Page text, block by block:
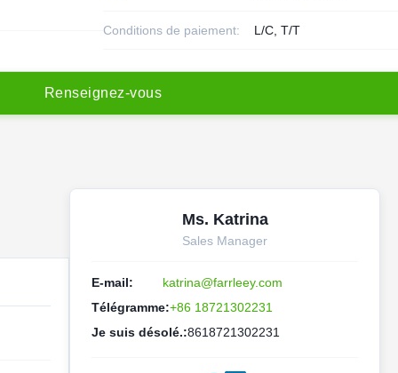
Conditions de paiement: L/C, T/T
Renseignez-vous
Ms. Katrina
Sales Manager
E-mail:
katrina@farrleey.com
Télégramme:+86 18721302231
Je suis désolé.:8618721302231